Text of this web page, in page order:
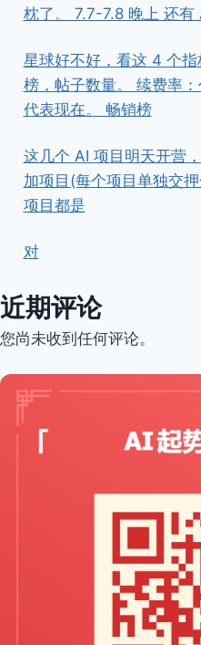
枕了。 7.7-7.8 晚上 还
星球好不好，看这 4 个
榜，帖子数量。 续费率
代表现在。 畅销榜
这几个 AI 项目明天开营
加项目(每个项目单独交
项目都是
对
近期评论
您尚未收到任何评论。